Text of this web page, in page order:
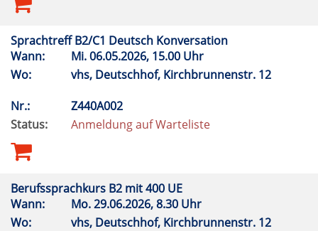
Sprachtreff B2/C1 Deutsch Konversation
Wann:
Mi.06.05.2026, 15.00 Uhr
Wo:
vhs, Deutschhof, Kirchbrunnenstr. 12
Nr.:
Z440A002
Status:
Anmeldung auf Warteliste
Berufssprachkurs B2 mit 400 UE
Wann:
Mo.29.06.2026, 8.30 Uhr
Wo:
vhs, Deutschhof, Kirchbrunnenstr. 12